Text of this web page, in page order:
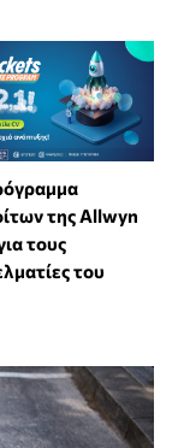
της Allwyn
τους
του